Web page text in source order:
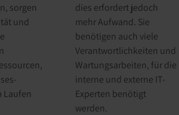
sorgen
und
Laufen
dies erfordert jedoch
mehr Aufwand. Sie
benötigen auch viele
Verantwortlichkeiten und
Wartungsarbeiten, für die
interne und externe IT-
Experten benötigt
werden.